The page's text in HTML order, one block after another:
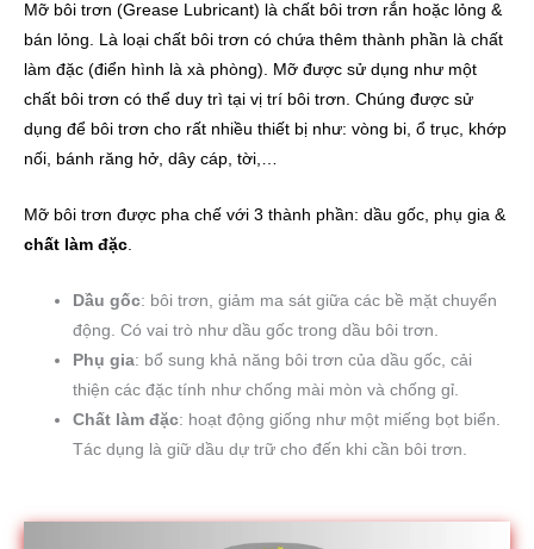
Mỡ bôi trơn (Grease Lubricant) là chất bôi trơn rắn hoặc lỏng &
bán lỏng. Là loại chất bôi trơn có chứa thêm thành phần là chất
làm đặc (điển hình là xà phòng). Mỡ được sử dụng như một
chất bôi trơn có thể duy trì tại vị trí bôi trơn. Chúng được sử
dụng để bôi trơn cho rất nhiều thiết bị như: vòng bi, ổ trục, khớp
nối, bánh răng hở, dây cáp, tời,…
Mỡ bôi trơn được pha chế với 3 thành phần: dầu gốc, phụ gia &
chất làm đặc.
Dầu gốc: bôi trơn, giảm ma sát giữa các bề mặt chuyển
động. Có vai trò như dầu gốc trong dầu bôi trơn.
Phụ gia: bổ sung khả năng bôi trơn của dầu gốc, cải
thiện các đặc tính như chống mài mòn và chống gỉ.
Chất làm đặc: hoạt động giống như một miếng bọt biển.
Tác dụng là giữ dầu dự trữ cho đến khi cần bôi trơn.